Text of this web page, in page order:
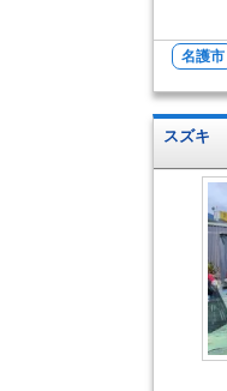
名護市
スズキ